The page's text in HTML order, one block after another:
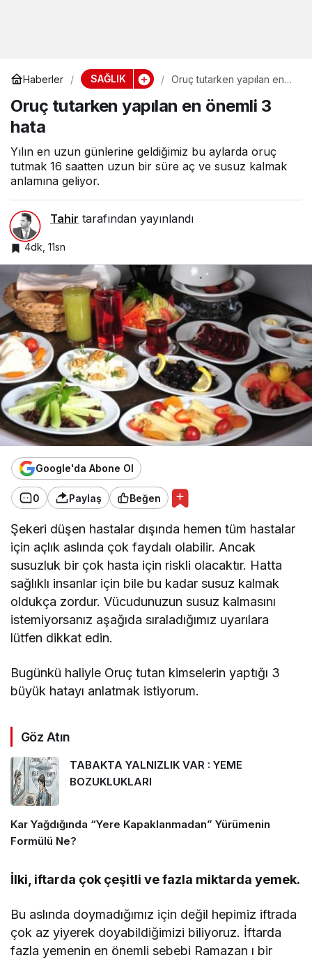
Haberler SAĞLIK
Oruç tutarken yapılan en
Oruç tutarken yapılan en önemli 3
hata
Yılın en uzun günlerine geldiğimiz bu aylarda oruç
tutmak 16 saatten uzun bir süre aç ve susuz kalmak
anlamına geliyor.
Tahir tarafından yayınlandı
4dk, 11sn
Google'da Abone Ol
0 Paylaş Beğen
Şekeri düşen hastalar dışında hemen tüm hastalar
için açlık aslında çok faydalı olabilir. Ancak
susuzluk bir çok hasta için riskli olacaktır. Hatta
sağlıklı insanlar için bile bu kadar susuz kalmak
oldukça zordur. Vücudunuzun susuz kalmasını
istemiyorsanız aşağıda sıraladığımız uyarılara
lütfen dikkat edin.
Bugünkü haliyle Oruç tutan kimselerin yaptığı 3
büyük hatayı anlatmak istiyorum.
Göz Atın
TABAKTA YALNIZLIK VAR : YEME
BOZUKLUKLARI
Kar Yağdığında “Yere Kapaklanmadan” Yürümenin
Formülü Ne?
İlki, iftarda çok çeşitli ve fazla miktarda yemek.
Bu aslında doymadığımız için değil hepimiz iftrada
çok az yiyerek doyabildiğimizi biliyoruz. İftarda
fazla yemenin en önemli sebebi Ramazan ı bir